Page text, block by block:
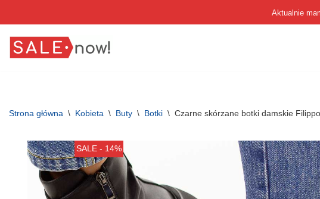
do
Aktualnie
Strona główna \ Kobieta \ Buty \ Botki \ Czarne skórzane botki damskie
SALE - 14%